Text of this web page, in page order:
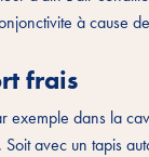
à cause
frais
exemple dans la
avec un tapis